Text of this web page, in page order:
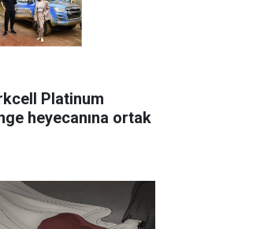
Platinum
heyecanına ortak